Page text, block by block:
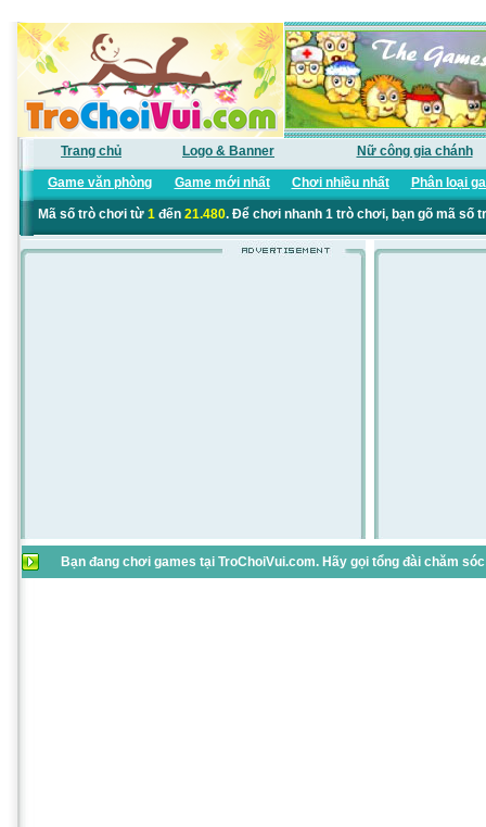
Trang chủ Logo & Banner Nữ công gia chánh
Game văn phòng Game mới nhất Chơi nhiều nhất Phân loại
Mã số trò chơi từ 1đến 21.480. Để chơi nhanh 1 trò chơi, bạn gõ mã số
Bạn đang chơi games tại TroChoiVui.com. Hãy gọi tổng đài chăm